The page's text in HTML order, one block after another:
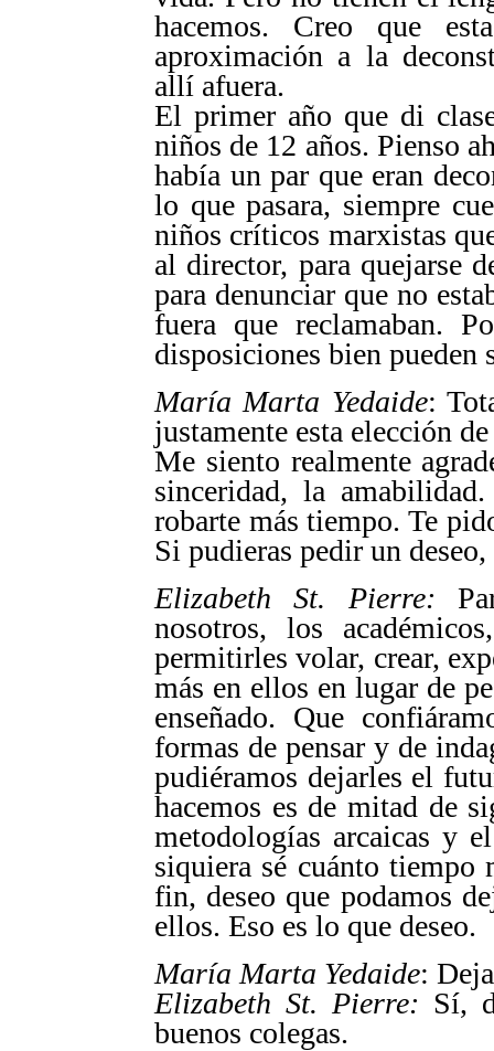
hacemos. Creo que
aproximación a la
allí afuera.
El primer año que di
niños de 12 años. Pienso
había un par que eran
lo que pasara, siempre
niños críticos marxistas
al director, para quejarse
para denunciar que no
fuera que reclamaban.
disposiciones bien pueden
María Marta Yedaide:
justamente esta elección
Me siento realmente
sinceridad, la
robarte más tiempo. Te
Si pudieras pedir un deseo,
Elizabeth St. Pierre:
nosotros, los
permitirles volar, crear,
más en ellos en lugar de
enseñado. Que
formas de pensar y de
pudiéramos dejarles el
hacemos es de mitad de
metodologías arcaicas y
siquiera sé cuánto tiempo
fin, deseo que podamos
ellos. Eso es lo que deseo.
María Marta Yedaide:
Elizabeth St. Pierre: Sí,
buenos colegas.